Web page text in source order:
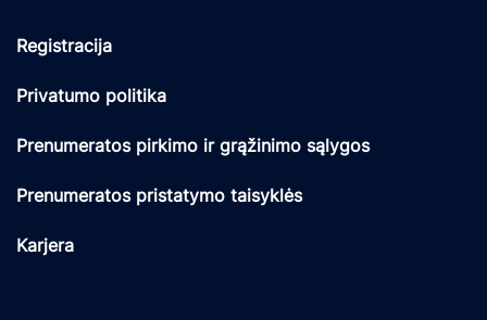
Registracija
Privatumo politika
Prenumeratos pirkimo ir grąžinimo sąlygos
Prenumeratos pristatymo taisyklės
Karjera